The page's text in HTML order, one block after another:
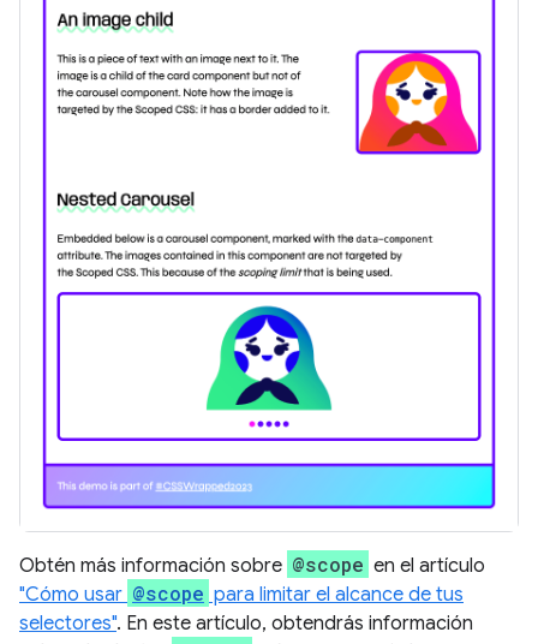
Obtén más información sobre @scope en el artículo
"Cómo usar @scope para limitar el alcance de tus
selectores". En este artículo, obtendrás información